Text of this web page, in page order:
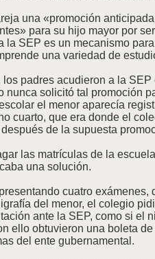
una «promoción
para su hijo mayor por
la SEP es un mecanismo
una variedad de
padres acudieron a la SEP
nunca solicitó tal promoción
el menor aparecía
cuarto, que era donde el
de la supuesta
las matrículas de la
una solución.
cuatro exámenes,
del menor, el colegio
ante la SEP, como si el
ello obtuvieron una boleta
del ente gubernamental.